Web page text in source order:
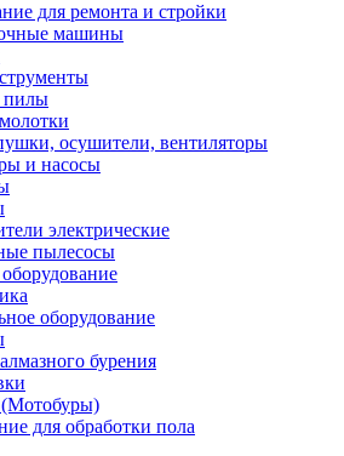
для ремонта и стройки
машины
пилы
осушители, вентиляторы
и насосы
электрические
пылесосы
оборудование
бурения
для обработки пола